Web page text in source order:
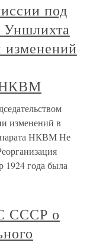
под
Уншлихта
НКВМ
изменений в
НКВМ Не
1924 года была
СССР о